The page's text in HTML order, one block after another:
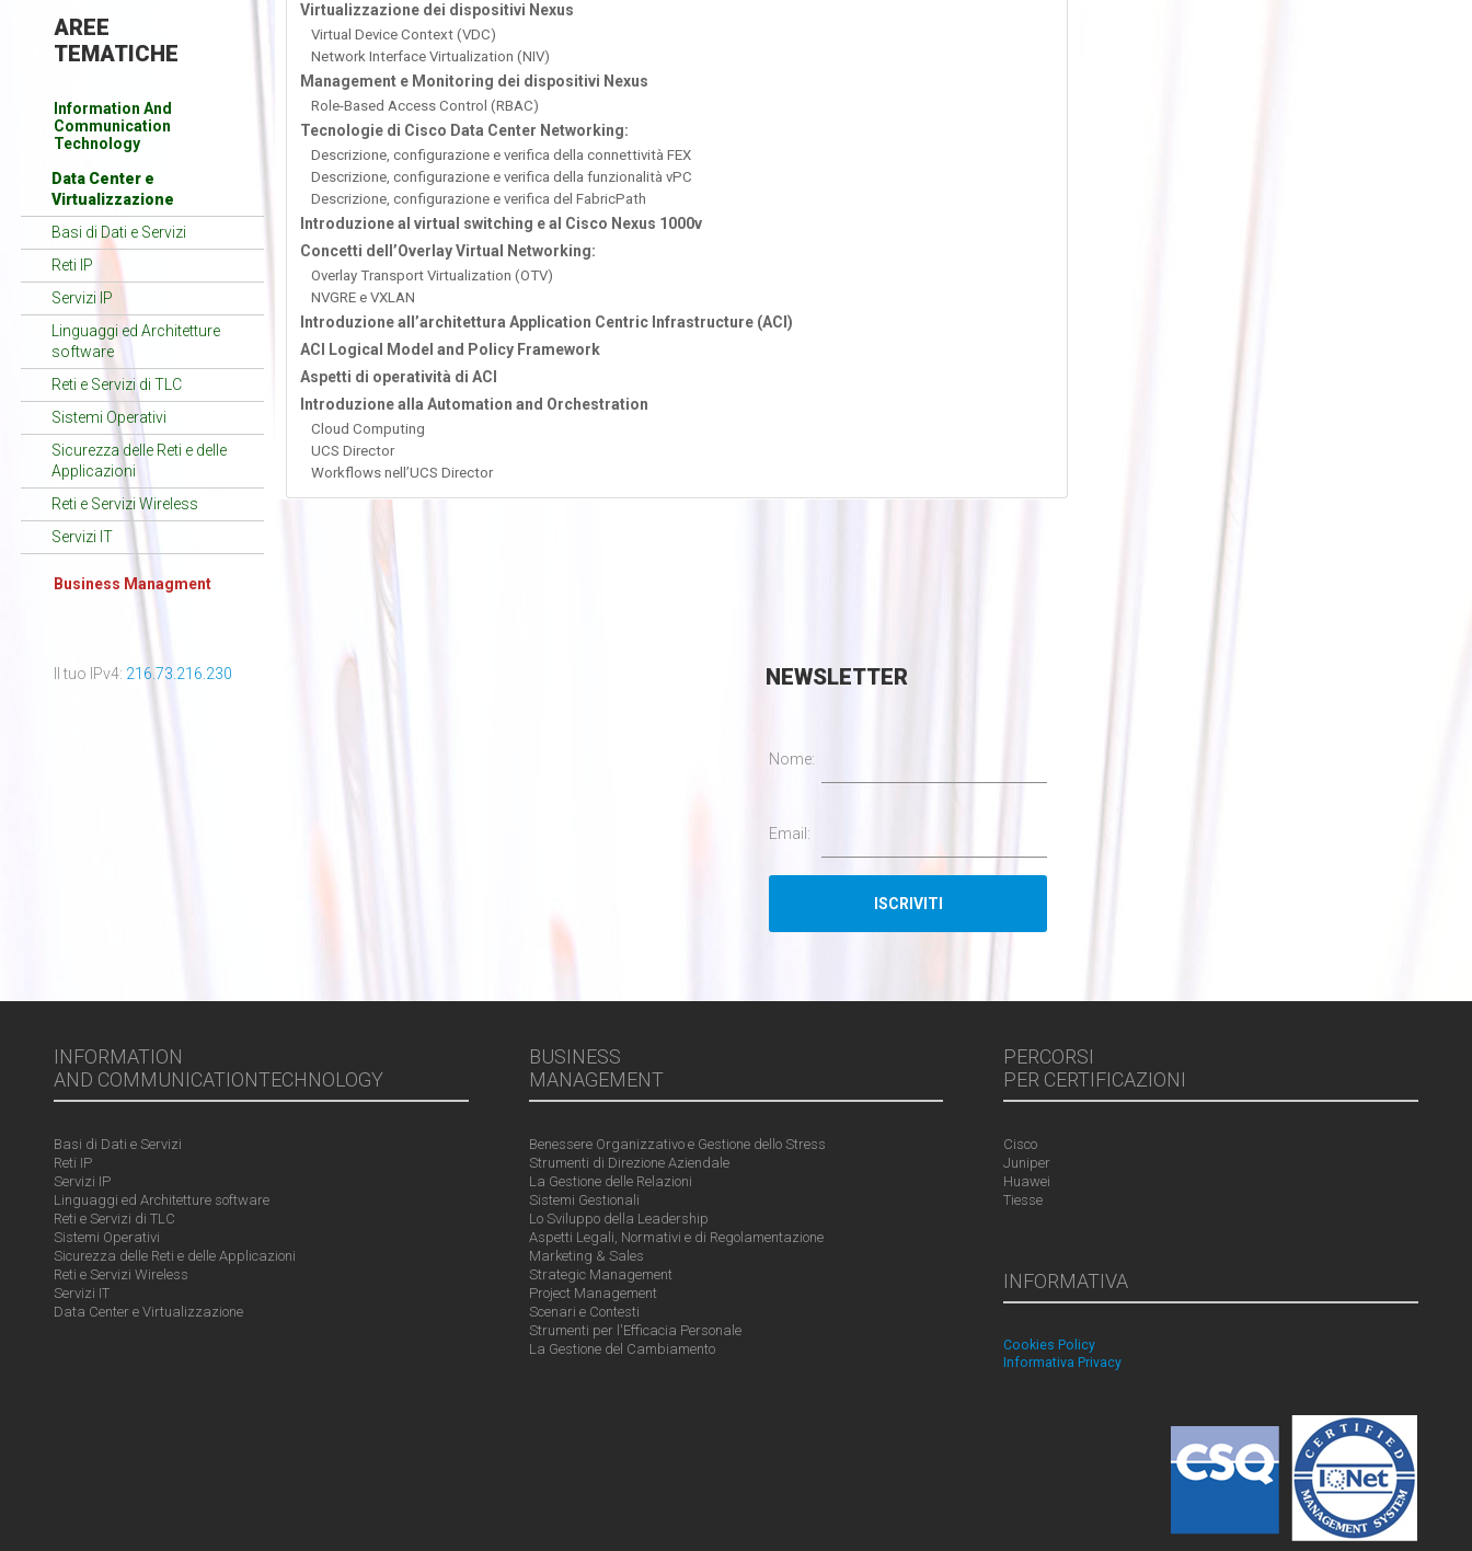
Virtualizzazione dei dispositivi Nexus
Virtual Device Context (VDC)
Network Interface Virtualization (NIV)
Management e Monitoring dei dispositivi Nexus
Role-Based Access Control (RBAC)
Tecnologie di Cisco Data Center Networking:
Descrizione, configurazione e verifica della connettività FEX
Descrizione, configurazione e verifica della funzionalità vPC
Descrizione, configurazione e verifica del FabricPath
Introduzione al virtual switching e al Cisco Nexus 1000v
Concetti dell’Overlay Virtual Networking:
Overlay Transport Virtualization (OTV)
NVGRE e VXLAN
Introduzione all’architettura Application Centric Infrastructure (ACI)
ACI Logical Model and Policy Framework
Aspetti di operatività di ACI
Introduzione alla Automation and Orchestration
Cloud Computing
UCS Director
Workflows nell’UCS Director
AREE
TEMATICHE
Information And
Communication
Technology
Data Center e
Virtualizzazione
Basi di Dati e Servizi
Reti IP
Servizi IP
Linguaggi ed Architetture
software
Reti e Servizi di TLC
Sistemi Operativi
Sicurezza delle Reti e delle
Applicazioni
Reti e Servizi Wireless
Servizi IT
Business Managment
Il tuo IPv4: 216.73.216.230 NEWSLETTER
Nome:
Email:
INFORMATION
AND COMMUNICATIONTECHNOLOGY
Basi di Dati e Servizi
Reti IP
Servizi IP
Linguaggi ed Architetture software
Reti e Servizi di TLC
Sistemi Operativi
Sicurezza delle Reti e delle Applicazioni
Reti e Servizi Wireless
Servizi IT
Data Center e Virtualizzazione
BUSINESS
MANAGEMENT
Benessere Organizzativo e Gestione dello Stress
Strumenti di Direzione Aziendale
La Gestione delle Relazioni
Sistemi Gestionali
Lo Sviluppo della Leadership
Aspetti Legali, Normativi e di Regolamentazione
Marketing & Sales
Strategic Management
Project Management
Scenari e Contesti
Strumenti per l'Efficacia Personale
La Gestione del Cambiamento
PERCORSI
PER CERTIFICAZIONI
Cisco
Juniper
Huawei
Tiesse
INFORMATIVA
Cookies Policy
Informativa Privacy